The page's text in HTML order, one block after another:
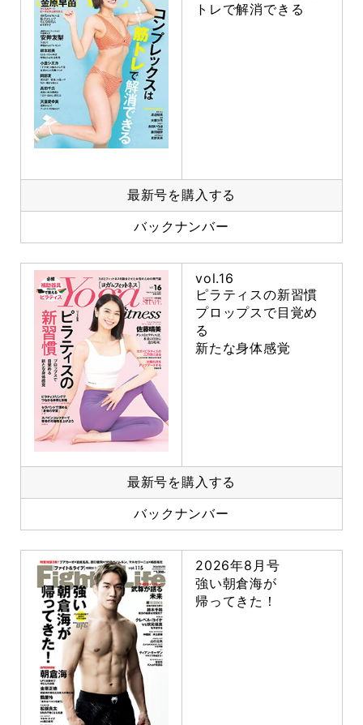
トレで解消できる
最新号を購入する
バックナンバー
vol.16
ピラティスの新習慣
プロップスで目覚め
る
新たな身体感覚
最新号を購入する
バックナンバー
2026年8月号
強い朝倉海が
帰ってきた！